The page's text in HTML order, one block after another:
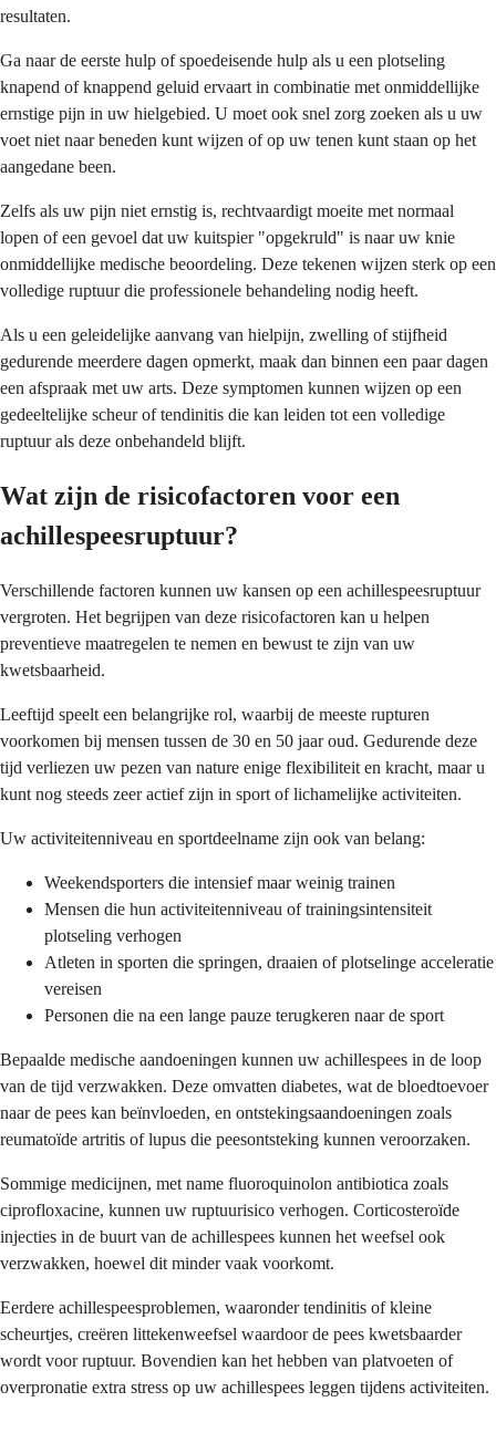
resultaten.
Ga naar de eerste hulp of spoedeisende hulp als u een plotseling
knapend of knappend geluid ervaart in combinatie met onmiddellijke
ernstige pijn in uw hielgebied. U moet ook snel zorg zoeken als u uw
voet niet naar beneden kunt wijzen of op uw tenen kunt staan op het
aangedane been.
Zelfs als uw pijn niet ernstig is, rechtvaardigt moeite met normaal
lopen of een gevoel dat uw kuitspier "opgekruld" is naar uw knie
onmiddellijke medische beoordeling. Deze tekenen wijzen sterk op een
volledige ruptuur die professionele behandeling nodig heeft.
Als u een geleidelijke aanvang van hielpijn, zwelling of stijfheid
gedurende meerdere dagen opmerkt, maak dan binnen een paar dagen
een afspraak met uw arts. Deze symptomen kunnen wijzen op een
gedeeltelijke scheur of tendinitis die kan leiden tot een volledige
ruptuur als deze onbehandeld blijft.
Wat zijn de risicofactoren voor een
achillespeesruptuur?
Verschillende factoren kunnen uw kansen op een achillespeesruptuur
vergroten. Het begrijpen van deze risicofactoren kan u helpen
preventieve maatregelen te nemen en bewust te zijn van uw
kwetsbaarheid.
Leeftijd speelt een belangrijke rol, waarbij de meeste rupturen
voorkomen bij mensen tussen de 30 en 50 jaar oud. Gedurende deze
tijd verliezen uw pezen van nature enige flexibiliteit en kracht, maar u
kunt nog steeds zeer actief zijn in sport of lichamelijke activiteiten.
Uw activiteitenniveau en sportdeelname zijn ook van belang:
Weekendsporters die intensief maar weinig trainen
Mensen die hun activiteitenniveau of trainingsintensiteit
plotseling verhogen
Atleten in sporten die springen, draaien of plotselinge acceleratie
vereisen
Personen die na een lange pauze terugkeren naar de sport
Bepaalde medische aandoeningen kunnen uw achillespees in de loop
van de tijd verzwakken. Deze omvatten diabetes, wat de bloedtoevoer
naar de pees kan beïnvloeden, en ontstekingsaandoeningen zoals
reumatoïde artritis of lupus die peesontsteking kunnen veroorzaken.
Sommige medicijnen, met name fluoroquinolon antibiotica zoals
ciprofloxacine, kunnen uw ruptuurisico verhogen. Corticosteroïde
injecties in de buurt van de achillespees kunnen het weefsel ook
verzwakken, hoewel dit minder vaak voorkomt.
Eerdere achillespeesproblemen, waaronder tendinitis of kleine
scheurtjes, creëren littekenweefsel waardoor de pees kwetsbaarder
wordt voor ruptuur. Bovendien kan het hebben van platvoeten of
overpronatie extra stress op uw achillespees leggen tijdens activiteiten.